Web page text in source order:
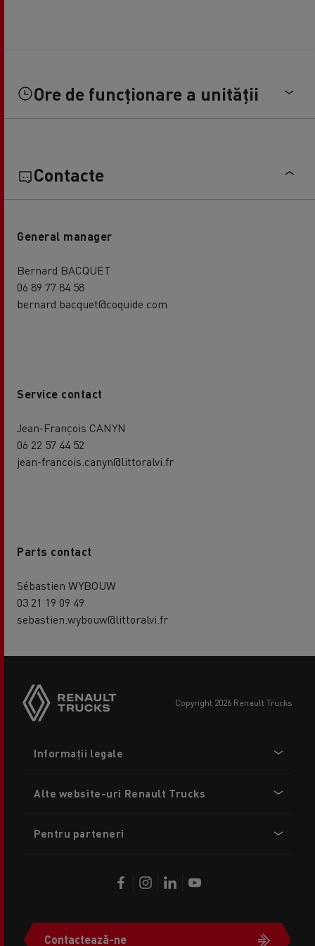
Ore de funcționare a unității
Contacte
General manager
Bernard BACQUET
06 89 77 84 58
bernard.bacquet@coquide.com
Service contact
Jean-François CANYN
06 22 57 44 52
jean-francois.canyn@littoralvi.fr
Parts contact
Sébastien WYBOUW
03 21 19 09 49
sebastien.wybouw@littoralvi.fr
copyright 2026 Renault Trucks
menu
Informații legale
Alte website-uri Renault Trucks
Pentru parteneri
Contactează-ne